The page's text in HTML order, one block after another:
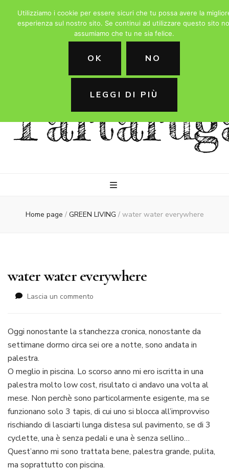
La
Home page / GREEN LIVING / water water everywhere
water water everywhere
Lascia un commento
everywhere
Oggi nonostante la stanchezza cronica, nonostante da
settimane dormo circa sei ore a notte, sono andata in
palestra.
O meglio in piscina. Lo scorso anno mi ero iscritta in una
palestra molto low cost, risultato ci andavo una volta al
mese. Non perchè sono particolarmente esigente, ma se
funzionano solo 3 tapis, di cui uno si blocca all’improvviso
rischiando di lasciarti lunga distesa sul pavimento, se di 3
cyclette, una è senza pedali e una è senza sellino…
Quest’anno mi sono trattata bene, palestra grande, pulita,
ma soprattutto con piscina.
Utilizziamo i cookie per essere sicuri che tu possa avere la
esperienza sul nostro sito. Se continui ad utilizzare questo sito
assumiamo che tu ne sia felice.
OK NO
LEGGI DI PIÙ